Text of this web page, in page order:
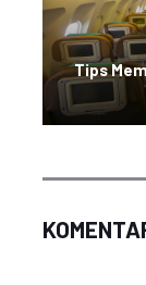
Tips